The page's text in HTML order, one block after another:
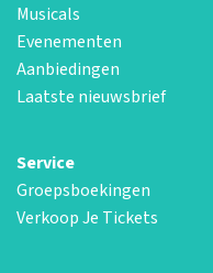
Musicals
Evenementen
Aanbiedingen
Laatste nieuwsbrief
Service
Groepsboekingen
Verkoop Je Tickets